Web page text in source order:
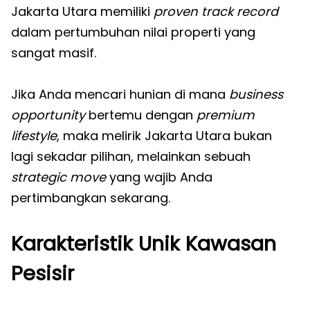
Jakarta Utara memiliki proven track record
dalam pertumbuhan nilai properti yang
sangat masif.
Jika Anda mencari hunian di mana business
opportunitybertemu dengan premium
lifestyle, maka melirik Jakarta Utara bukan
lagi sekadar pilihan, melainkan sebuah
strategic moveyang wajib Anda
pertimbangkan sekarang.
Karakteristik Unik Kawasan
Pesisir